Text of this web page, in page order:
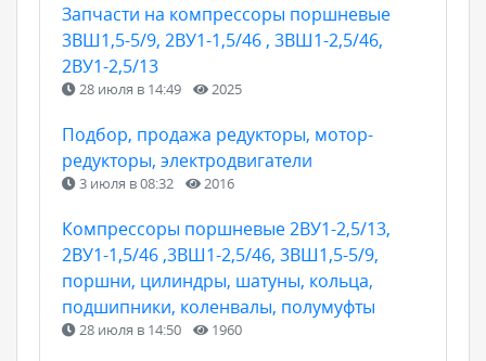
Запчасти на компрессоры поршневые
3ВШ1,5-5/9, 2ВУ1-1,5/46 , 3ВШ1-2,5/46,
2ВУ1-2,5/13
28 июля в 14:49 2025
Подбор, продажа редукторы, мотор-
редукторы, электродвигатели
3 июля в 08:32 2016
Компрессоры поршневые 2ВУ1-2,5/13,
2ВУ1-1,5/46 ,3ВШ1-2,5/46, 3ВШ1,5-5/9,
поршни, цилиндры, шатуны, кольца,
подшипники, коленвалы, полумуфты
28 июля в 14:50 1960